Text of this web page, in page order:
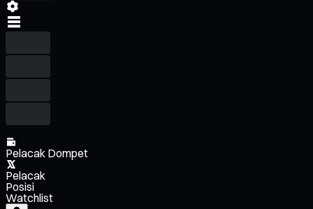
Pelacak Dompet
Pelacak
Posisi
Watchlist